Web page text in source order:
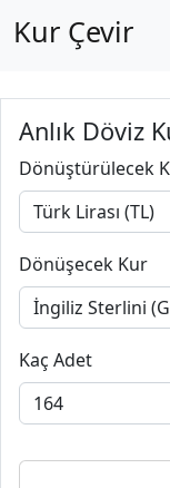
Kur Çevir
Anlık Döviz
Dönüştürülecek
Dönüşecek Kur
Kaç Adet